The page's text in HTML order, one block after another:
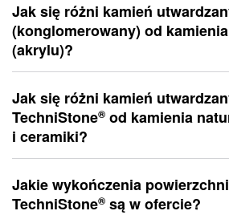
Jak się różni kamień
(konglomerowany) od
(akrylu)?
Jak się różni kamień
TechniStone® od kamienia
i ceramiki?
Jakie wykończenia
TechniStone® są w ofercie?